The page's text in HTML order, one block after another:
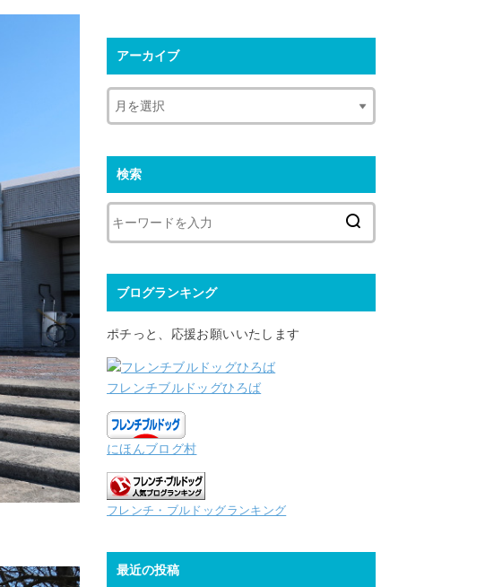
アーカイブ
検索
ブログランキング
ポチっと、応援お願いいたします
フレンチブルドッグひろば
にほんブログ村
フレンチ・ブルドッグランキング
最近の投稿